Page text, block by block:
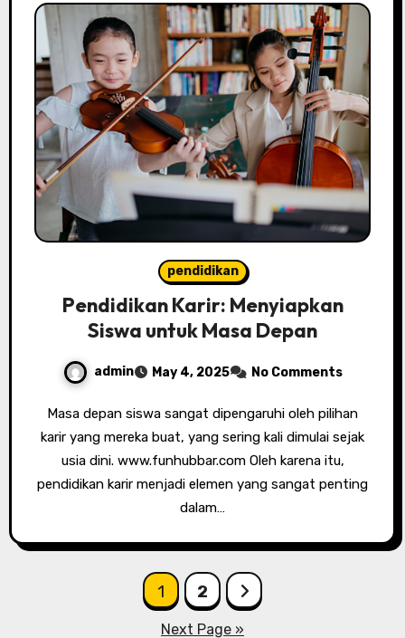
pendidikan
Pendidikan Karir: Menyiapkan
Siswa untuk Masa Depan
admin May 4, 2025 No Comments
Masa depan siswa sangat dipengaruhi oleh pilihan
karir yang mereka buat, yang sering kali dimulai sejak
usia dini. www.funhubbar.com Oleh karena itu,
pendidikan karir menjadi elemen yang sangat penting
dalam…
1 2
Next Page »